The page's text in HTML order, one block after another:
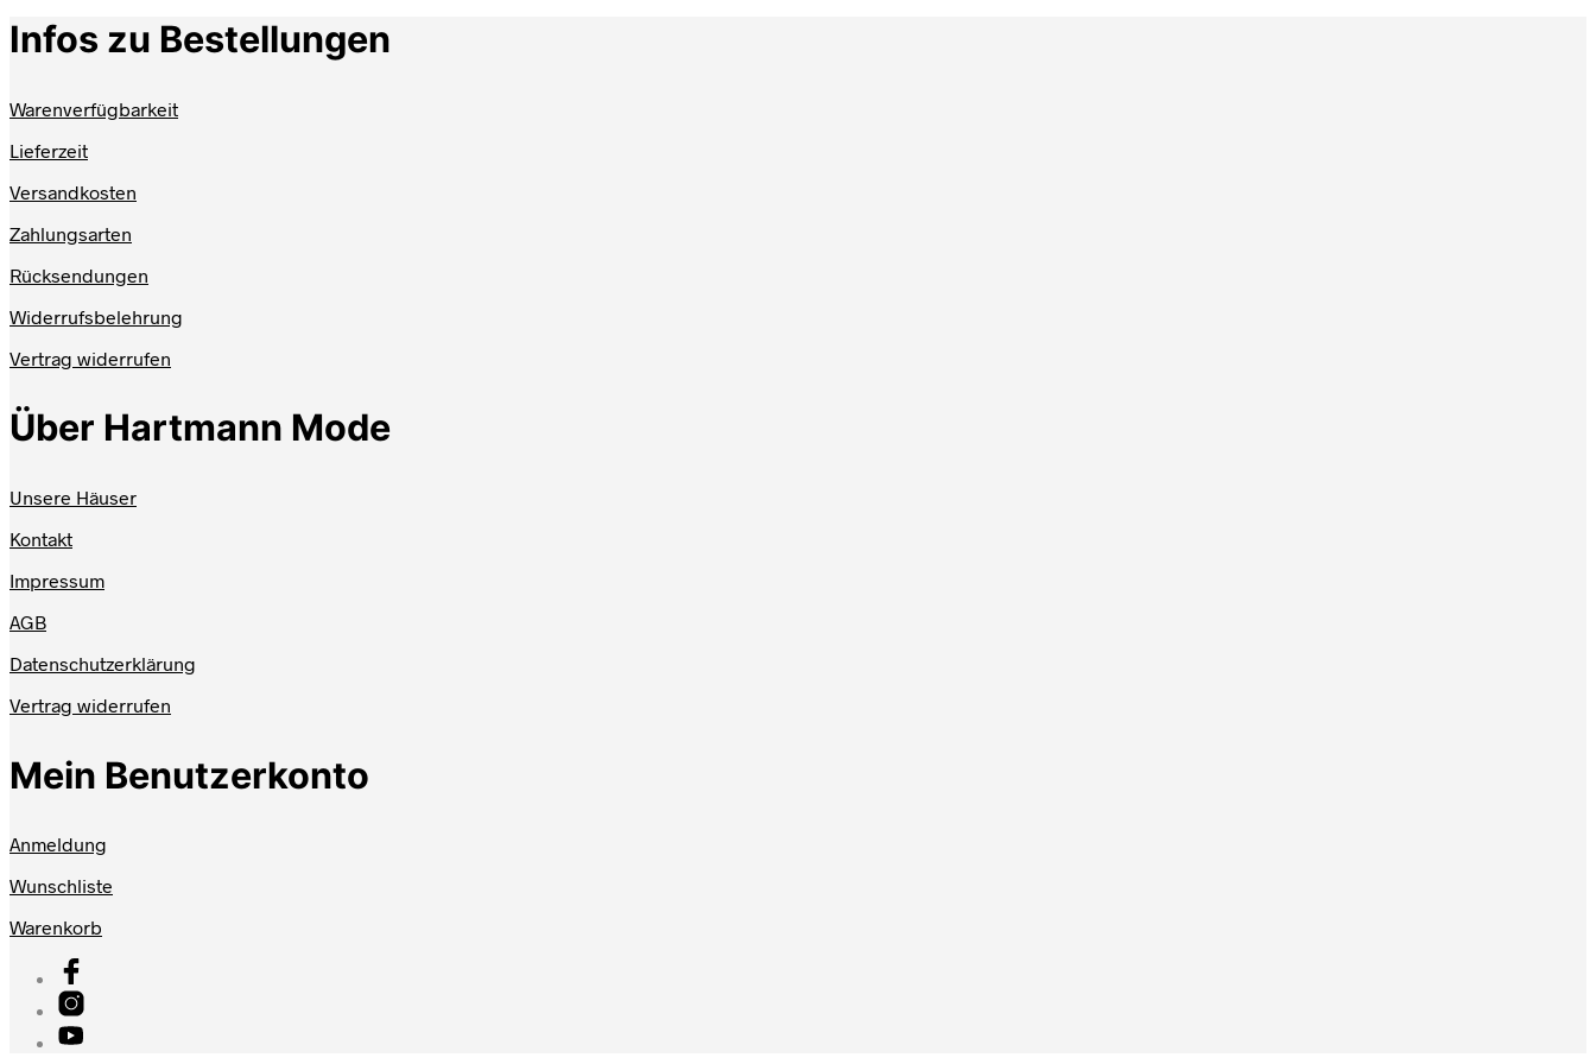
Infos zu Bestellungen
Warenverfügbarkeit
Lieferzeit
Versandkosten
Zahlungsarten
Rücksendungen
Widerrufsbelehrung
Vertrag widerrufen
Über Hartmann Mode
Unsere Häuser
Kontakt
Impressum
AGB
Datenschutzerklärung
Vertrag widerrufen
Mein Benutzerkonto
Anmeldung
Wunschliste
Warenkorb